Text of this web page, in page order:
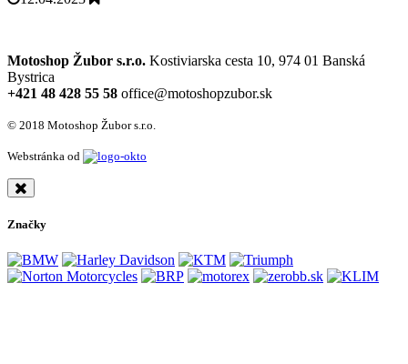
Motoshop Žubor s.r.o. Kostiviarska cesta 10, 974 01 Banská
Bystrica
+421 48 428 55 58 office@motoshopzubor.sk
© 2018 Motoshop Žubor s.r.o.
Webstránka od
Značky